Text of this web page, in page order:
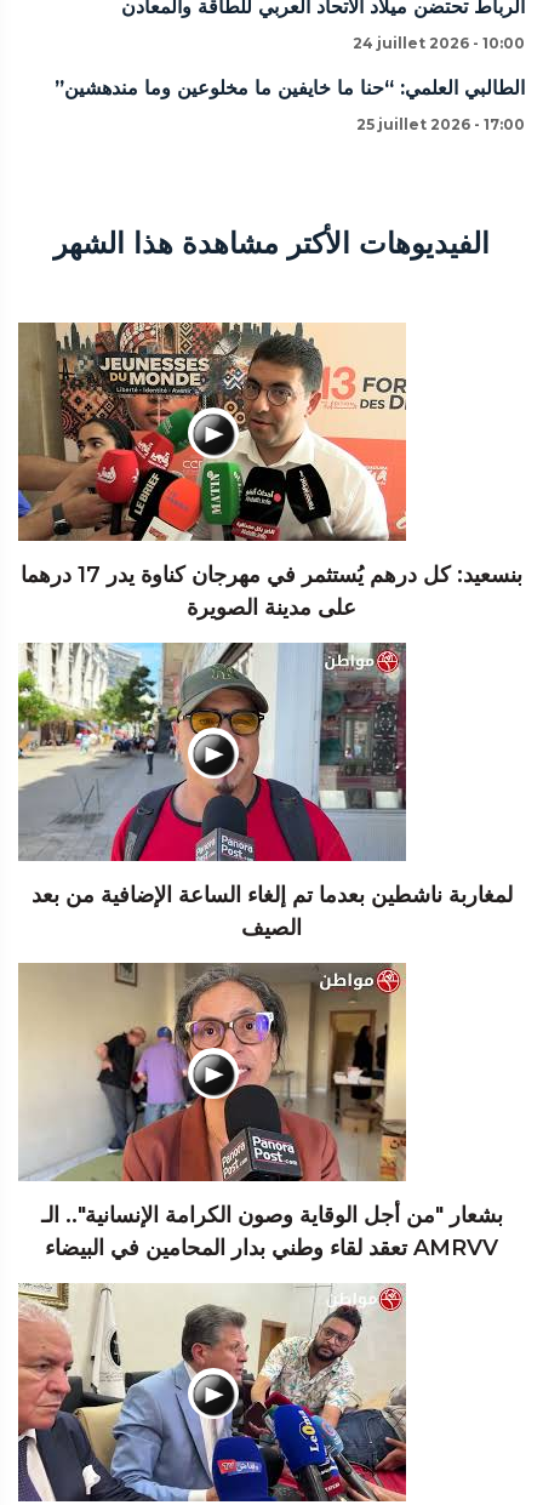
الرباط تحتضن ميلاد الاتحاد العربي للطاقة والمعادن
24 juillet 2026 - 10:00
الطالبي العلمي: “حنا ما خايفين ما مخلوعين وما مندهشين”
25 juillet 2026 - 17:00
الفيديوهات الأكتر مشاهدة هذا الشهر
بنسعيد: كل درهم يُستثمر في مهرجان كناوة يدر 17 درهما
على مدينة الصويرة
لمغاربة ناشطين بعدما تم إلغاء الساعة الإضافية من بعد
الصيف
بشعار "من أجل الوقاية وصون الكرامة الإنسانية".. الـ
AMRVV تعقد لقاء وطني بدار المحامين في البيضاء